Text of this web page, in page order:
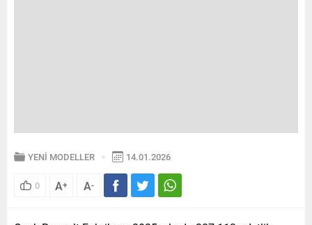
YENİ MODELLER 14.01.2026
0 A+ A-